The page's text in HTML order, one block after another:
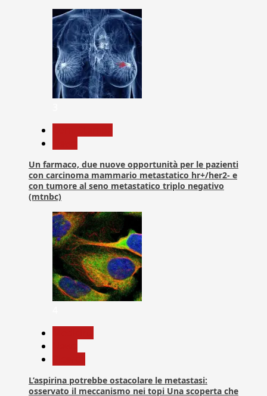
Un farmaco, due nuove opportunità per le pazienti
con carcinoma mammario metastatico hr+/her2- e
con tumore al seno metastatico triplo negativo
(mtnbc)
L’aspirina potrebbe ostacolare le metastasi:
osservato il meccanismo nei topi Una scoperta che